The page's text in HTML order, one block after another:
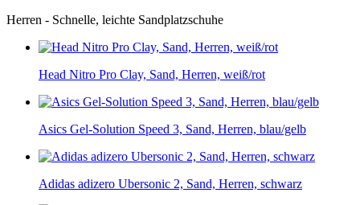
Herren - Schnelle, leichte Sandplatzschuhe
Head Nitro Pro Clay, Sand, Herren, weiß/rot
Asics Gel-Solution Speed 3, Sand, Herren, blau/gelb
Adidas adizero Ubersonic 2, Sand, Herren, schwarz